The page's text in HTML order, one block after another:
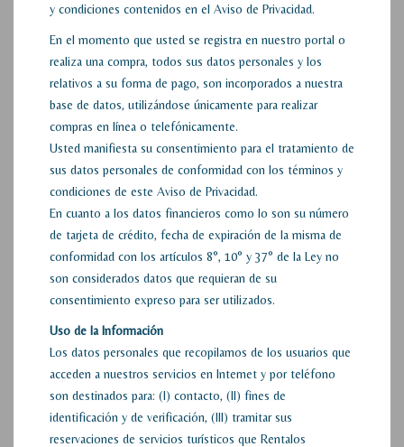
y condiciones contenidos en el Aviso de Privacidad.
En el momento que usted se registra en nuestro portal o
realiza una compra, todos sus datos personales y los
relativos a su forma de pago, son incorporados a nuestra
base de datos, utilizándose únicamente para realizar
compras en línea o telefónicamente.
Usted manifiesta su consentimiento para el tratamiento de
sus datos personales de conformidad con los términos y
condiciones de este Aviso de Privacidad.
En cuanto a los datos financieros como lo son su número
de tarjeta de crédito, fecha de expiración de la misma de
conformidad con los artículos 8°, 10° y 37° de la Ley no
son considerados datos que requieran de su
consentimiento expreso para ser utilizados.
Uso de la Información
Los datos personales que recopilamos de los usuarios que
acceden a nuestros servicios en Internet y por teléfono
son destinados para: (I) contacto, (II) fines de
identificación y de verificación, (III) tramitar sus
reservaciones de servicios turísticos que Rentalos